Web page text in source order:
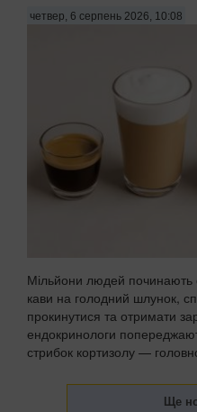
четвер, 6 серпень 2026, 10:08
Мільйони людей починають
кави на голодний шлунок,
прокинутися та отримати
ендокринологи
стрибок кортизолу —